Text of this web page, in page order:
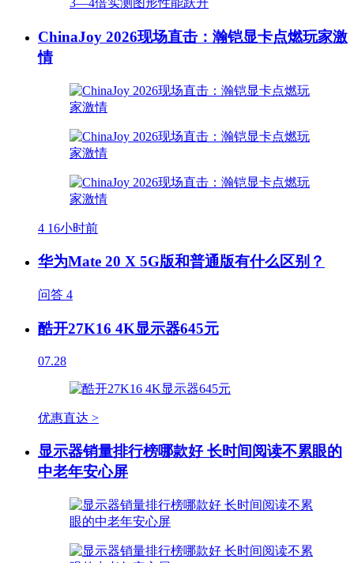
ChinaJoy 2026现场直击：瀚铠显卡点燃玩家激
情
4 16小时前
华为Mate 20 X 5G版和普通版有什么区别？
问答 4
酷开27K16 4K显示器645元
07.28
优惠直达 >
显示器销量排行榜哪款好 长时间阅读不累眼的
中老年安心屏